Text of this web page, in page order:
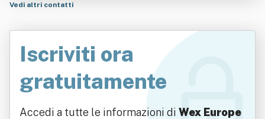
Vedi altri contatti
Iscriviti ora
gratuitamente
Accedi a tutte le informazioni di Wex Europe